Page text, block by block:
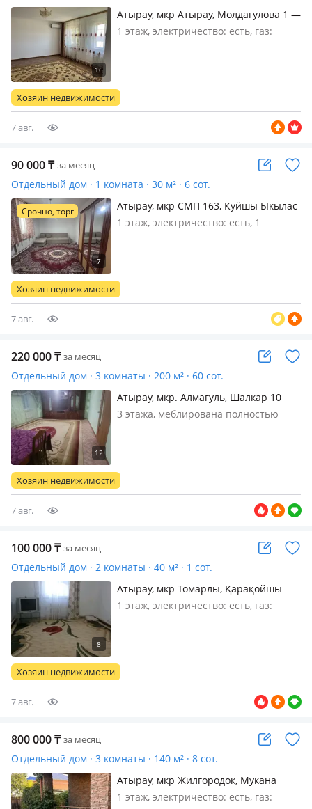
Атырау, мкр Атырау, Молдагулова 1 —
По советской
1 этаж, электричество: есть, газ:
беріледі бір аулада екі уй. Ауласы
кен, уй таза жайлы, негізінен
Хозяин недвижимости
7 авг.
90 000₸ за месяц
Отдельный дом · 1 комната · 30 м² · 6 сот.
Срочно, торг
Атырау, мкр СМП 163, Куйшы Ыкылас
1 этаж, электричество: есть, 1
детей, 90000 тг туалет ванная,
бойлер, тв, холодильник, стир
Хозяин недвижимости
7 авг.
220 000₸ за месяц
Отдельный дом · 3 комнаты · 200 м² · 60 сот.
Атырау, мкр. Алмагуль, Шалкар 10
3 этажа, меблирована полностью
Хозяин недвижимости
7 авг.
100 000₸ за месяц
Отдельный дом · 2 комнаты · 40 м² · 1 сот.
Атырау, мкр Томарлы, Қарақойшы
Қуатов 42 — Возле магазина Камаз
1 этаж, электричество: есть, газ:
санузел и раковина, душевая.
Времянка расположена рядом с дом…
Хозяин недвижимости
7 авг.
800 000₸ за месяц
Отдельный дом · 3 комнаты · 140 м² · 8 сот.
Атырау, мкр Жилгородок, Мукана
Наурызалиева 21
1 этаж, электричество: есть, газ: